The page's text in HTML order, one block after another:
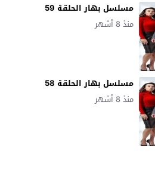
مسلسل بهار الحلقة 59
منذ 8 أشهر
مسلسل بهار الحلقة 58
منذ 8 أشهر